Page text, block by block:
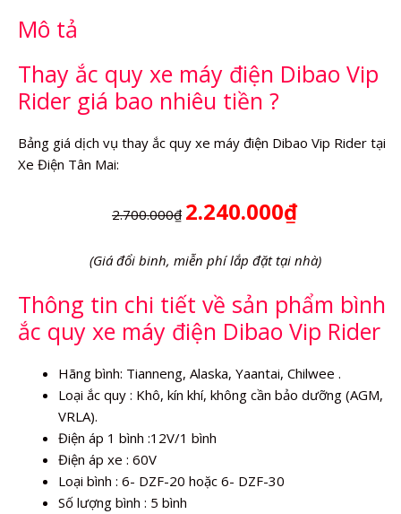
Rider
lượng
Mô tả
Thay ắc quy xe máy điện Dibao Vip
Rider giá bao nhiêu tiền ?
Bảng giá dịch vụ thay ắc quy xe máy điện Dibao Vip Rider tại
Xe Điện Tân Mai:
2.700.000₫ 2.240.000₫
(Giá đổi binh, miễn phí lắp đặt tại nhà)
Thông tin chi tiết về sản phẩm bình
ắc quy xe máy điện Dibao Vip Rider
Hãng bình: Tianneng, Alaska, Yaantai, Chilwee .
Loại ắc quy : Khô, kín khí, không cần bảo dưỡng (AGM,
VRLA).
Điện áp 1 bình :12V/1 bình
Điện áp xe : 60V
Loại bình : 6- DZF-20 hoặc 6- DZF-30
Số lượng bình : 5 bình